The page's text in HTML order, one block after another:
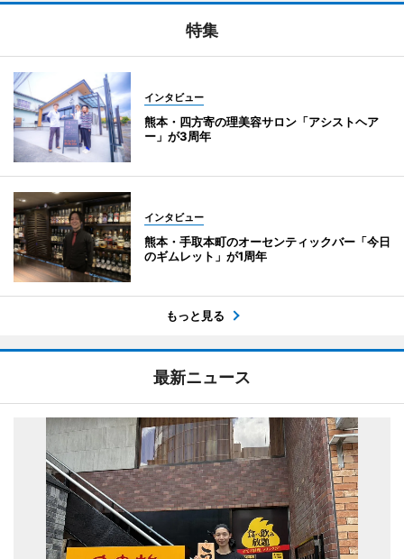
特集
インタビュー
熊本・四方寄の理美容サロン「アシストヘア
ー」が3周年
インタビュー
熊本・手取本町のオーセンティックバー「今日
のギムレット」が1周年
もっと見る
最新ニュース